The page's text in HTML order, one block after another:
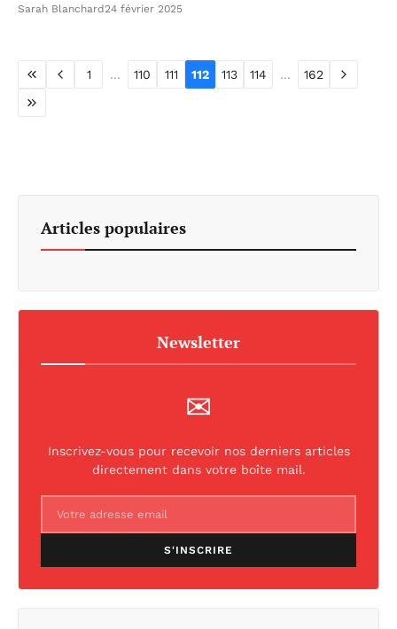
Sarah Blanchard 24 février 2025
1 ... 110 111 112 113 114 ... 162
Articles populaires
Newsletter
✉
Inscrivez-vous pour recevoir nos derniers articles
directement dans votre boîte mail.
S'INSCRIRE